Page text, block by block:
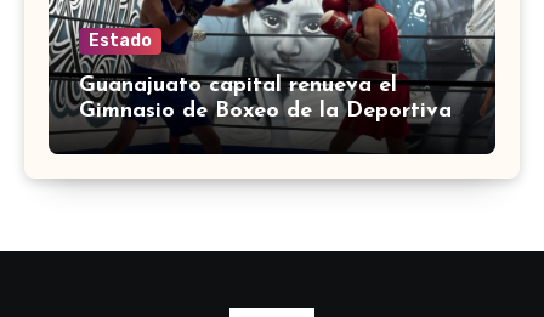
Estado
Guanajuato capital renueva el
Gimnasio de Boxeo de la Deportiva
Torres Landa